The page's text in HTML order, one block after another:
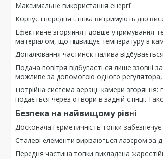
Максимальне використання енергії
Корпус і передня стінка витримують дію
Ефективне згоряння і довше утримування
матеріалом, що підвищує температуру в
Допалювання частинок палива
Подача повітря відбувається лише ззовні
можливе за допомогою одного регулятора,
Потрійна система аерації камери
подається через отвори в задній стінці.
Безпека на найвищому рівні
Досконала герметичність топки
Сталеві елементи вирізаються лазером за
Передня частина топки викладена